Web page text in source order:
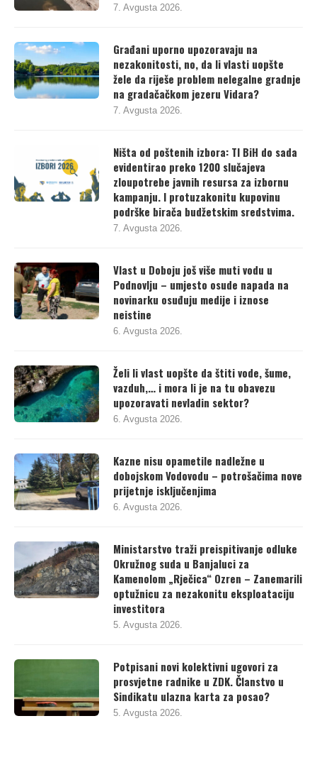
7. Avgusta 2026.
Građani uporno upozoravaju na
nezakonitosti, no, da li vlasti uopšte
žele da riješe problem nelegalne gradnje
na gradačačkom jezeru Vidara?
7. Avgusta 2026.
Ništa od poštenih izbora: TI BiH do sada
evidentirao preko 1200 slučajeva
zloupotrebe javnih resursa za izbornu
kampanju. I protuzakonitu kupovinu
podrške birača budžetskim sredstvima.
7. Avgusta 2026.
Vlast u Doboju još više muti vodu u
Podnovlju – umjesto osude napada na
novinarku osuđuju medije i iznose
neistine
6. Avgusta 2026.
Želi li vlast uopšte da štiti vode, šume,
vazduh,… i mora li je na tu obavezu
upozoravati nevladin sektor?
6. Avgusta 2026.
Kazne nisu opametile nadležne u
dobojskom Vodovodu – potrošačima nove
prijetnje isključenjima
6. Avgusta 2026.
Ministarstvo traži preispitivanje odluke
Okružnog suda u Banjaluci za
Kamenolom „Rječica“ Ozren – Zanemarili
optužnicu za nezakonitu eksploataciju
investitora
5. Avgusta 2026.
Potpisani novi kolektivni ugovori za
prosvjetne radnike u ZDK. Članstvo u
Sindikatu ulazna karta za posao?
5. Avgusta 2026.